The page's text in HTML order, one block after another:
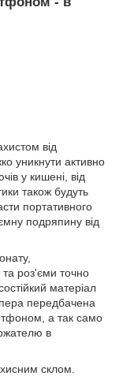
від
уникнути активно
у кишені, від
також будуть
портативного
подряпину від
роз'єми точно
матеріал
передбачена
а так само
в
склом.